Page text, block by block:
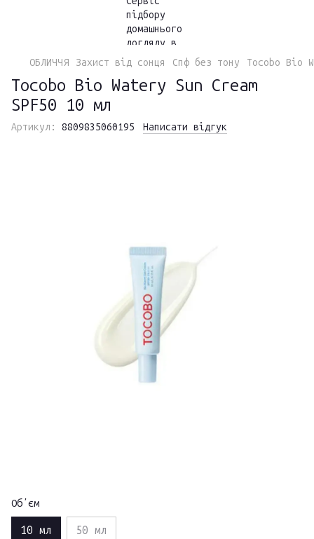
ОБЛИЧЧЯ Захист від сонця Спф без тону Tocobo Bio
Tocobo Bio Watery Sun Cream
SPF50 10 мл
Артикул: 8809835060195 Написати відгук
Обʼєм
10 мл 50 мл